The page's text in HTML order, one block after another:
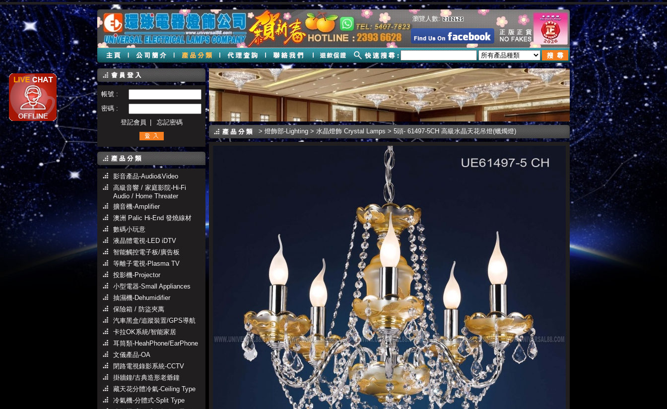
瀏覽人數:
帳號 :
密碼 :
登記會員
忘記密碼
影音產品-Audio&Video
高級音響 / 家庭影院-Hi-Fi
Audio / Home Threater
擴音機-Amplifier
澳洲 Palic Hi-End 發燒線材
數碼小玩意
液晶體電視-LED iDTV
智能觸控電子板/廣告板
等離子電視-Plasma TV
投影機-Projector
小型電器-Small Appliances
抽濕機-Dehumidifier
保險箱 / 防盜夾萬
汽車黑盒/追蹤裝置/GPS導航
卡拉OK系統/智能家居
耳筒類-HeahPhone/EarPhone
文儀產品-OA
閉路電視錄影系統-CCTV
掛牆鐘/古典造形老爺鐘
藏天花分體冷氣-Ceiling Type
冷氣機-分體式-Split Type
>燈飾部-Lighting>水晶燈飾 Crystal Lamps> 5頭- 61497-5CH 高級水晶天花吊燈(蠟燭燈)